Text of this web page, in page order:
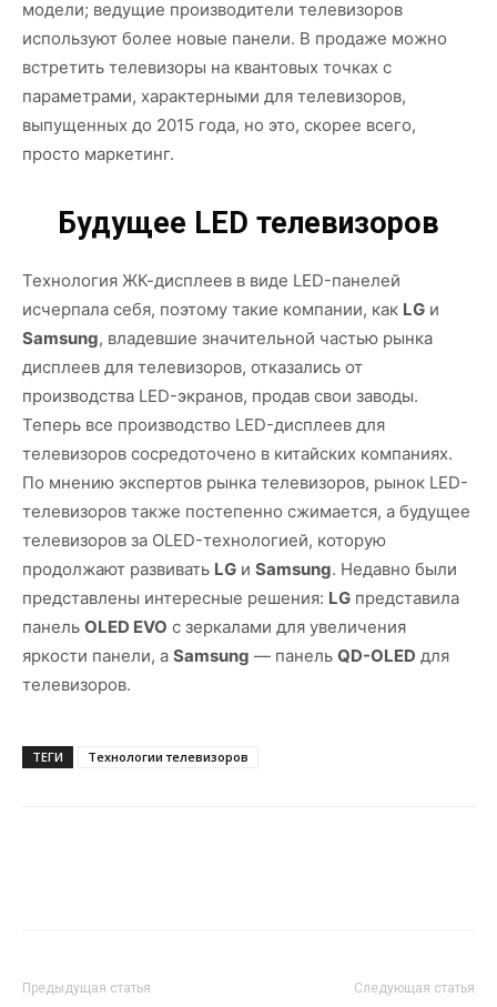
модели; ведущие производители телевизоров
используют более новые панели. В продаже можно
встретить телевизоры на квантовых точках с
параметрами, характерными для телевизоров,
выпущенных до 2015 года, но это, скорее всего,
просто маркетинг.
Будущее LED телевизоров
Технология ЖК-дисплеев в виде LED-панелей
исчерпала себя, поэтому такие компании, как LG и
Samsung, владевшие значительной частью рынка
дисплеев для телевизоров, отказались от
производства LED-экранов, продав свои заводы.
Теперь все производство LED-дисплеев для
телевизоров сосредоточено в китайских компаниях.
По мнению экспертов рынка телевизоров, рынок LED-
телевизоров также постепенно сжимается, а будущее
телевизоров за OLED-технологией, которую
продолжают развивать LG и Samsung. Недавно были
представлены интересные решения: LG представила
панель OLED EVO с зеркалами для увеличения
яркости панели, а Samsung — панель QD-OLED для
телевизоров.
ТЕГИ Технологии телевизоров
Предыдущая статья Следующая статья